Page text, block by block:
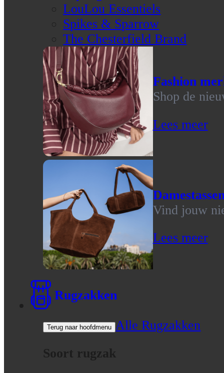
LouLou Essentiels
Spikes & Sparrow
The Chesterfield Brand
Fashion
Shop de
Lees meer
Vind jouw
Lees meer
Rugzakken
Terug naar hoofdmenu Alle Rugzakken
Soort rugzak